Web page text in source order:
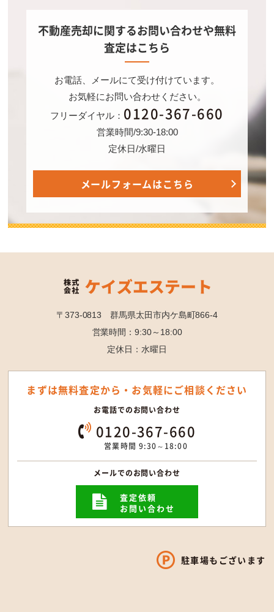
不動産売却に関するお問い合わせや無料
査定はこちら
お電話、メールにて受け付けています。
お気軽にお問い合わせください。
フリーダイヤル： 0120-367-660
営業時間/9:30-18:00
定休日/水曜日
メールフォームはこちら
〒373-0813 群馬県太田市内ケ島町866-4
営業時間：9:30～18:00
定休日：水曜日
まずは無料査定から・ お気軽にご相談ください
お電話でのお問い合わせ
0120-367-660
営業時間 9:30～18:00
メールでのお問い合わせ
査定依頼
お問い合わせ
駐車場もございます